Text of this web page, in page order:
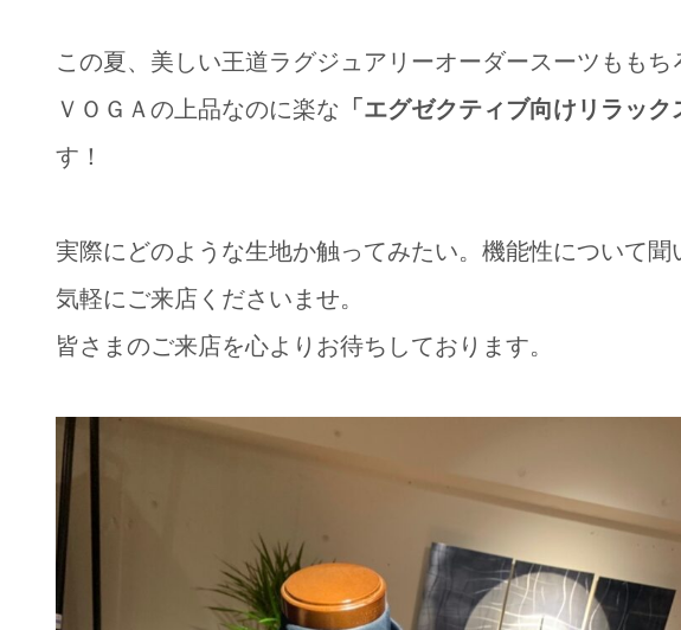
この夏、美しい王道ラグジュアリーオーダースーツももち
ＶＯＧＡの上品なのに楽な 「エグゼクティブ向けリラック
す！
実際にどのような生地か触ってみたい。機能性について
気軽にご来店くださいませ。
皆さまのご来店を心よりお待ちしております。